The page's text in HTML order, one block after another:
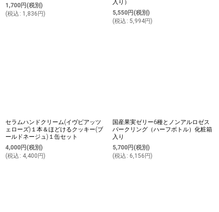
1,700円 (税別)
(税込 : 1,836 円)
入り）
5,550円 (税別)
(税込 : 5,994円)
セラムハンドクリーム(イヴピアッツ
ェローズ)１本＆ほどけるクッキー(ブ
ールドネージュ)１缶セット
4,000円 (税別)
(税込 : 4,400 円)
国産果実ゼリー6種とノンアルロゼス
パークリング（ハーフボトル）化粧箱
入り
5,700円 (税別)
(税込 : 6,156 円)